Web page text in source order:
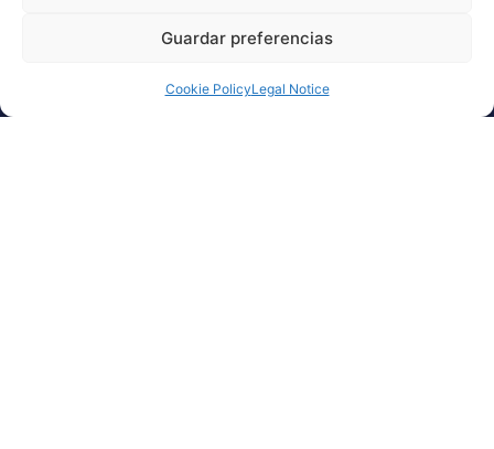
Guardar preferencias
Cookie PolicyLegal Notice